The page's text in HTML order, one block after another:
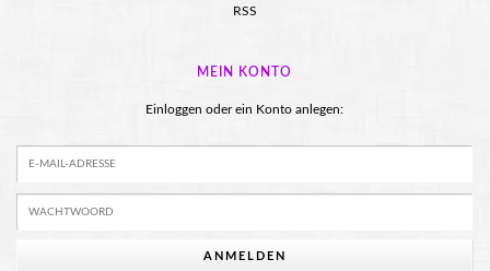
RSS
MEIN KONTO
Einloggen oder ein Konto anlegen:
ANMELDEN